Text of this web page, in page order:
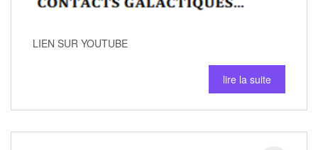
LIEN SUR YOUTUBE
lire la suite